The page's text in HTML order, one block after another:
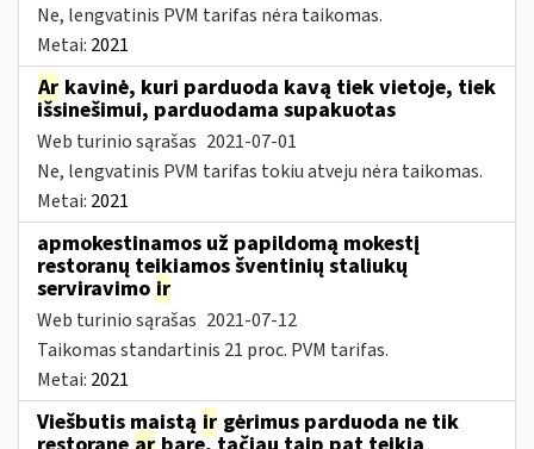
Ne, lengvatinis PVM tarifas nėra taikomas.
Metai: 2021
Ar kavinė, kuri parduoda kavą tiek vietoje, tiek
išsinešimui, parduodama supakuotas
Web turinio sąrašas 2021-07-01
Ne, lengvatinis PVM tarifas tokiu atveju nėra taikomas.
Metai: 2021
apmokestinamos už papildomą mokestį
restoranų teikiamos šventinių staliukų
serviravimo ir
Web turinio sąrašas 2021-07-12
Taikomas standartinis 21 proc. PVM tarifas.
Metai: 2021
Viešbutis maistą ir gėrimus parduoda ne tik